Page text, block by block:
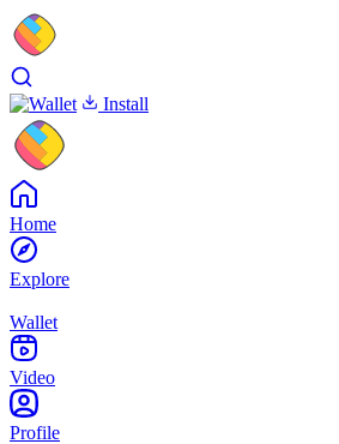
Install
Home
Explore
Wallet
Video
Profile